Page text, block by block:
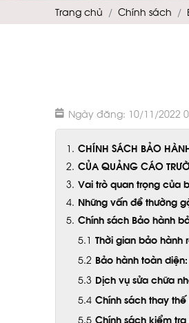
Trang chủ Chính sách
Ngày đăng: 10/11/2022
CHÍNH SÁCH BẢO
CỦA QUẢNG CÁO
Vai trò quan trọng của
Những vấn đề thường
Chính sách Bảo hành
Thời gian bảo hành
Bảo hành toàn diện:
Dịch vụ sửa chữa
Chính sách thay thế
Chính sách kiểm tra